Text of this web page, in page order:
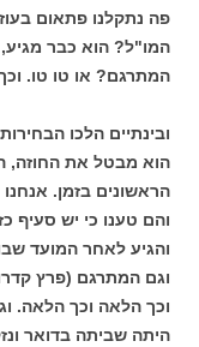
פה נתקלנו פתאום
המו"ל? הוא כבר
המתרגם? או טו טו.
ובינתיים הלכו
הוא מבטל את החוזה,
הראשונים בזמן.
והם טענו כי יש סעיף
והגיע לאחר המועד
וגם המתרגם (פרץ
וכך הלאה וכך הלאה.
היתה שביתה בדואר